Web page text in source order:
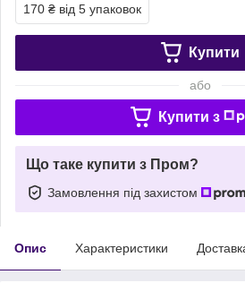
170 ₴ від 5 упаковок
Купити
або
Купити з
Що таке купити з Пром?
Замовлення під захистом
Опис Характеристики